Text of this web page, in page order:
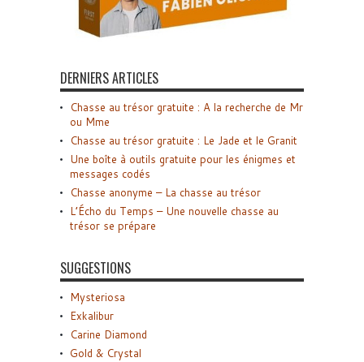
DERNIERS ARTICLES
Chasse au trésor gratuite : A la recherche de Mr
ou Mme
Chasse au trésor gratuite : Le Jade et le Granit
Une boîte à outils gratuite pour les énigmes et
messages codés
Chasse anonyme – La chasse au trésor
L’Écho du Temps – Une nouvelle chasse au
trésor se prépare
SUGGESTIONS
Mysteriosa
Exkalibur
Carine Diamond
Gold & Crystal